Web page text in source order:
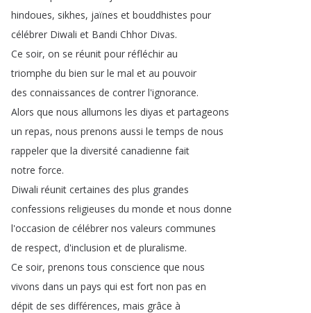
hindoues, sikhes, jaïnes et bouddhistes pour
célébrer Diwali et Bandi Chhor Divas.
Ce soir, on se réunit pour réfléchir au
triomphe du bien sur le mal et au pouvoir
des connaissances de contrer l'ignorance.
Alors que nous allumons les diyas et partageons
un repas, nous prenons aussi le temps de nous
rappeler que la diversité canadienne fait
notre force.
Diwali réunit certaines des plus grandes
confessions religieuses du monde et nous donne
l'occasion de célébrer nos valeurs communes
de respect, d'inclusion et de pluralisme.
Ce soir, prenons tous conscience que nous
vivons dans un pays qui est fort non pas en
dépit de ses différences, mais grâce à